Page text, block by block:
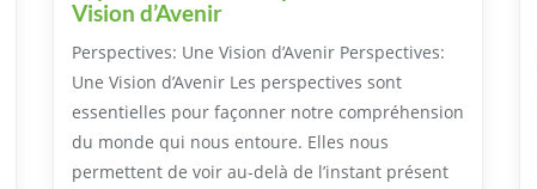
Vision d’Avenir
Perspectives: Une Vision d’Avenir Perspectives:
Une Vision d’Avenir Les perspectives sont
essentielles pour façonner notre compréhension
du monde qui nous entoure. Elles nous
permettent de voir au-delà de l’instant présent